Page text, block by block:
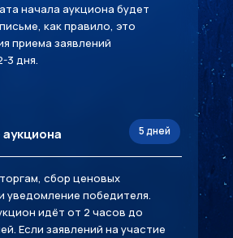
начала аукциона будет
как правило, это
приема заявлений
3 дня.
5 дней
сбор ценовых
уведомление победителя.
идёт от 2 часов до
Если заявлений на участие